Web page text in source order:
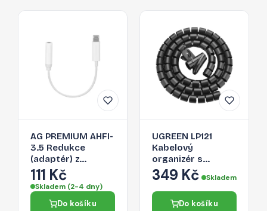
AG PREMIUM AHFI-
3.5 Redukce
(adaptér) z
Lightning na 3,5
Jack, bílá
111 Kč
Skladem (2-4 dny)
Do košíku
UGREEN LP121
Kabelový
organizér s
aplikačním
vodítkem, průměr
25mm, délka 1,5m,
černý
349 Kč Skladem
Do košíku